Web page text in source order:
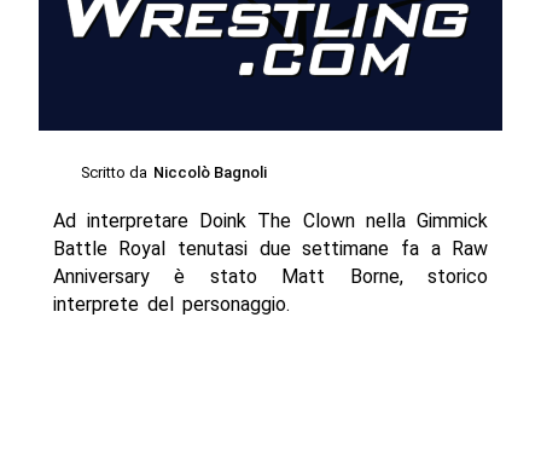
Scritto da Niccolò Bagnoli
Ad interpretare Doink The Clown nella Gimmick
Battle Royal tenutasi due settimane fa a Raw
Anniversary è stato Matt Borne, storico
interprete del personaggio.